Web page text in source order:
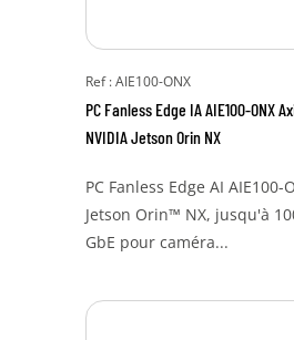
Ref : AIE100-ONX
PC Fanless Edge IA AIE100-ONX
NVIDIA Jetson Orin NX
PC Fanless Edge AI AIE100-
Jetson Orin™ NX, jusqu'à
GbE pour caméra...